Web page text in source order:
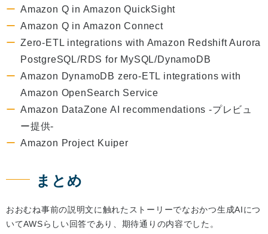
Amazon Q in Amazon QuickSight
Amazon Q in Amazon Connect
Zero-ETL integrations with Amazon Redshift Aurora
PostgreSQL/RDS for MySQL/DynamoDB
Amazon DynamoDB zero-ETL integrations with
Amazon OpenSearch Service
Amazon DataZone AI recommendations -プレビュ
ー提供-
Amazon Project Kuiper
まとめ
おおむね事前の説明文に触れたストーリーでなおかつ生成AIにつ
いてAWSらしい回答であり、期待通りの内容でした。